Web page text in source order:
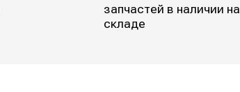
запчастей в наличии на
складе